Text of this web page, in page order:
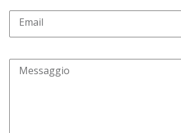
Email
Messaggio